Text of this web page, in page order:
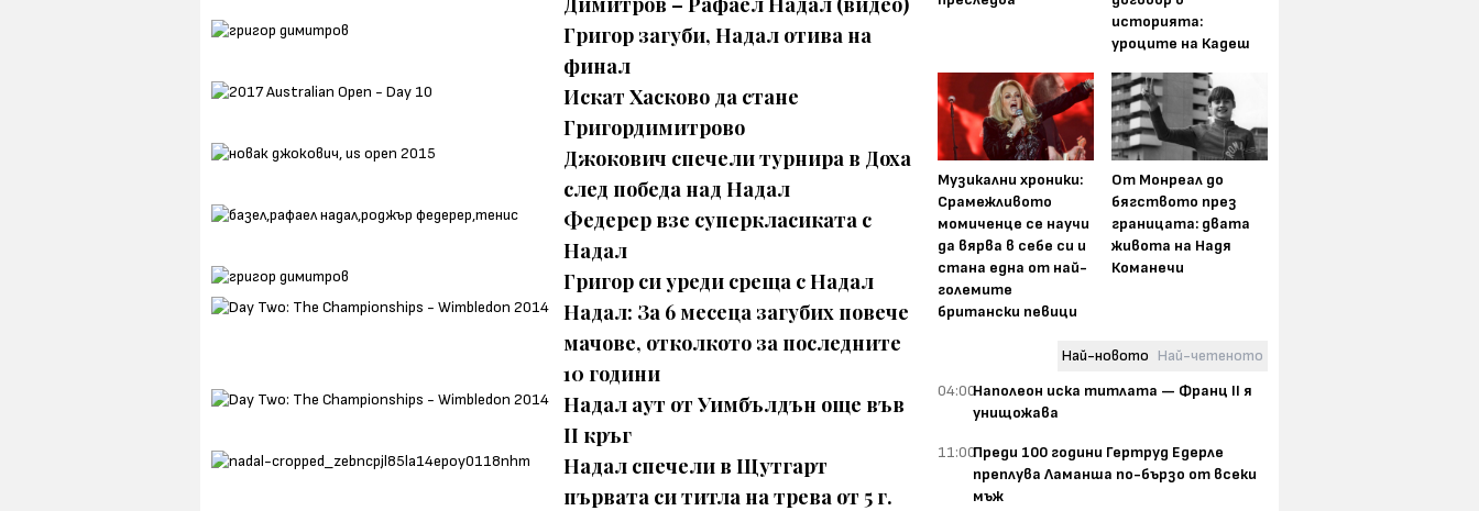
Григор загуби, Надал отива на
финал
Искат Хасково да стане
Григордимитрово
Джокович спечели турнира в Доха
след победа над Надал
Федерер взе суперкласиката с
Надал
Григор си уреди среща с Надал
Надал: За 6 месеца загубих повече
мачове, отколкото за последните
10 години
Надал аут от Уимбълдън още във
II кръг
Надал спечели в Щутгарт
първата си титла на трева от 5 г.
историята:
уроците на Кадеш
Музикални хроники:
Срамежливото
момиченце се научи
да вярва в себе си и
стана една от най-
големите
британски певици
От Монреал до
бягството през
границата: двата
живота на Надя
Команечи
Най-новото Най-четеното
04:00Наполеон иска титлата — Франц II я
унищожава
11:00Преди 100 години Гертруд Едерле
преплува Ламанша по-бързо от всеки
мъж